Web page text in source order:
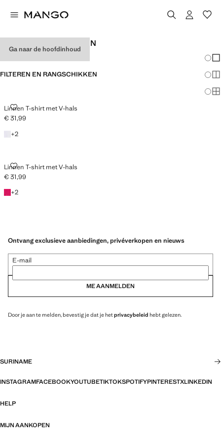
Ga naar de hoofdinhoud
DAMESHEMDEN LINNEN
FILTEREN EN RANGSCHIKKEN
Linnen T-shirt met V-hals
LINNEN T-SHIRT MET V-HALS
Huidige prijs [€ 31,99 ]
€ 31,99
+2
+ 2 kleuren
Linnen T-shirt met V-hals
LINNEN T-SHIRT MET V-HALS
Huidige prijs [€ 31,99 ]
€ 31,99
+2
+ 2 kleuren
Ontvang exclusieve aanbiedingen, privéverkopen en nieuws
E-mail
ME AANMELDEN
Door je aan te melden, bevestig je dat je hetprivacybeleid hebt gelezen.
SURINAME
INSTAGRAMFACEBOOKYOUTUBETIKTOKSPOTIFYPINTERESTXLINKEDIN
HELP
MIJN AANKOPEN